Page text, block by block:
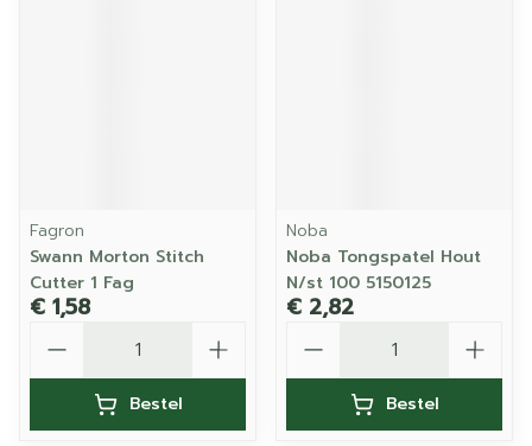
Fagron
Swann Morton Stitch
Cutter 1 Fag
€ 1,58
Bestel
Noba
Noba Tongspatel Hout
N/st 100 5150125
€ 2,82
Bestel